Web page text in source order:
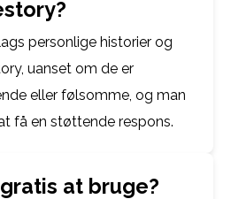
personlige historier og
uanset om de er
eller følsomme, og man
få en støttende respons.
at bruge?